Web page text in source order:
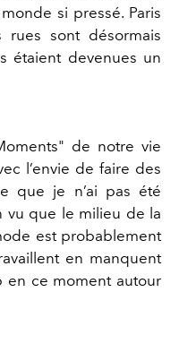
si pressé. Paris
sont désormais
étaient devenues un
de notre vie
l’envie de faire des
que je n’ai pas été
vu que le milieu de la
est probablement
en manquent
en ce moment autour